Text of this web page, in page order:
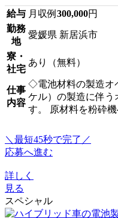
給与 月収例 300,000円
勤務
地
愛媛県 新居浜市
寮・
社宅
あり（無料）
仕事
内容
◇電池材料の製造オ
ケル）の製造に伴う
す。 原材料を粉砕機
＼最短45秒で完了／
応募へ進む
詳しく
見る
スペシャル